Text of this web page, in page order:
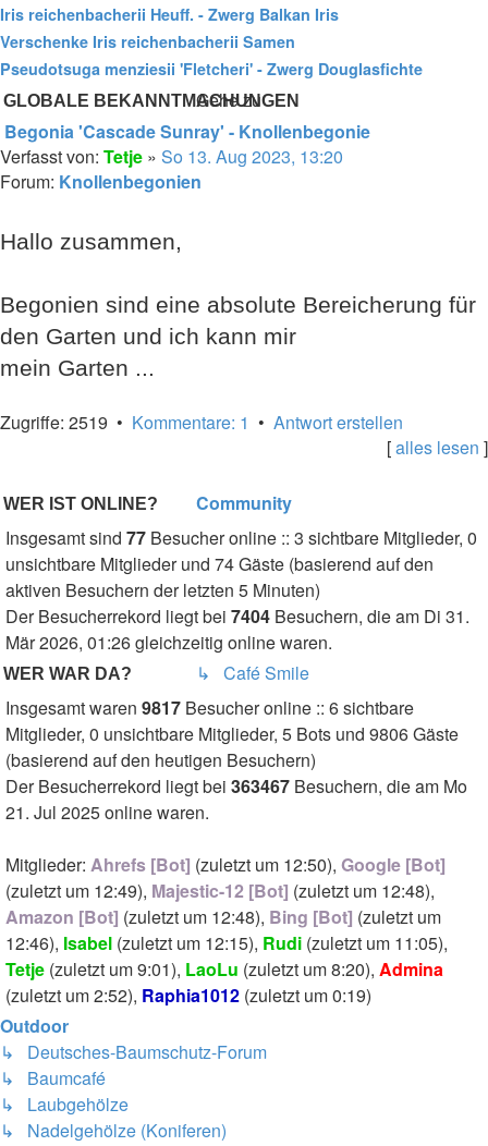
Iris reichenbacherii Heuff. - Zwerg Balkan Iris
Verschenke Iris reichenbacherii Samen
Pseudotsuga menziesii 'Fletcheri' - Zwerg Douglasfichte
GLOBALE BEKANNTMACHUNGEN
Beitrag
Begonia 'Cascade Sunray' - Knollenbegonie
Verfasst von: Tetje » So 13. Aug 2023, 13:20
Forum: Knollenbegonien
Hallo zusammen,
Begonien sind eine absolute Bereicherung für
den Garten und ich kann mir
mein Garten ...
Zugriffe: 2519 • Kommentare: 1 • Antwort erstellen
[alles lesen ]
WER IST ONLINE?
Insgesamt sind 77 Besucher online :: 3 sichtbare Mitglieder, 0
unsichtbare Mitglieder und 74 Gäste (basierend auf den
aktiven Besuchern der letzten 5 Minuten)
Der Besucherrekord liegt bei 7404 Besuchern, die am Di 31.
Mär 2026, 01:26 gleichzeitig online waren.
WER WAR DA?
Insgesamt waren 9817 Besucher online :: 6 sichtbare
Mitglieder, 0 unsichtbare Mitglieder, 5 Bots und 9806 Gäste
(basierend auf den heutigen Besuchern)
Der Besucherrekord liegt bei 363467 Besuchern, die am Mo
21. Jul 2025 online waren.
Mitglieder: Ahrefs [Bot] (zuletzt um 12:50), Google [Bot]
(zuletzt um 12:49), Majestic-12 [Bot] (zuletzt um 12:48),
Amazon [Bot] (zuletzt um 12:48), Bing [Bot] (zuletzt um
12:46), Isabel (zuletzt um 12:15), Rudi (zuletzt um 11:05),
Tetje (zuletzt um 9:01), LaoLu (zuletzt um 8:20), Admina
(zuletzt um 2:52), Raphia1012 (zuletzt um 0:19)
Gehe zu
Community
↳ Café Smile
Outdoor
↳ Deutsches-Baumschutz-Forum
↳ Baumcafé
↳ Laubgehölze
↳ Nadelgehölze (Koniferen)